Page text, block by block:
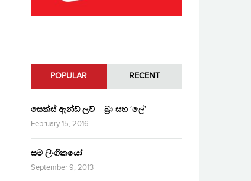
POPULAR RECENT
සෙක්ස් ඇන්ඩ් ලව් – බ්‍රා සහ ‘ලේ’
February 15, 2016
සම ලිංගිකයෝ
September 9, 2013